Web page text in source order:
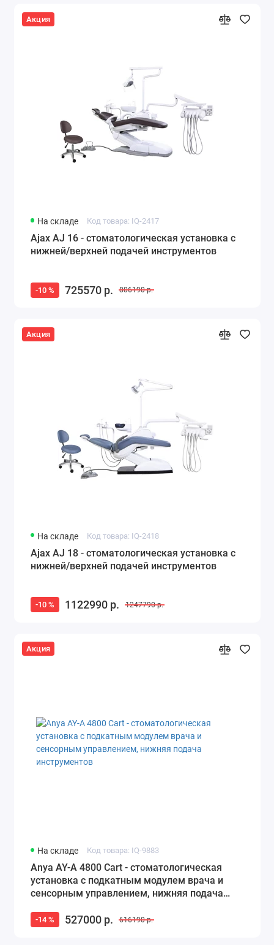
Акция
На складе Код товара: IQ-2417
Ajax AJ 16 - стоматологическая установка с
нижней/верхней подачей инструментов
-10 % 725570 р. 806190 р.
Акция
На складе Код товара: IQ-2418
Ajax AJ 18 - стоматологическая установка с
нижней/верхней подачей инструментов
-10 % 1122990 р. 1247790 р.
Акция
На складе Код товара: IQ-9883
Anya AY-A 4800 Cart - стоматологическая
установка с подкатным модулем врача и
сенсорным управлением, нижняя подача
-14 % 527000 р. 616190 р.